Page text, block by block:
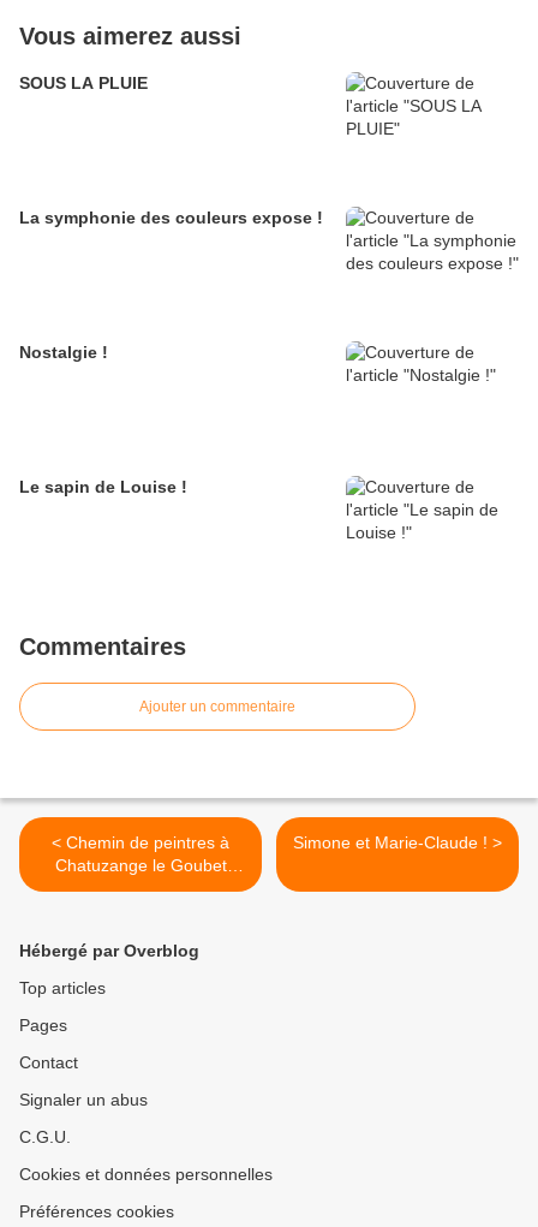
Vous aimerez aussi
SOUS LA PLUIE
La symphonie des couleurs expose !
Nostalgie !
Le sapin de Louise !
Commentaires
Ajouter un commentaire
< Chemin de peintres à
Chatuzange le Goubet
2021
Simone et Marie-Claude ! >
Hébergé par Overblog
Top articles
Pages
Contact
Signaler un abus
C.G.U.
Cookies et données personnelles
Préférences cookies